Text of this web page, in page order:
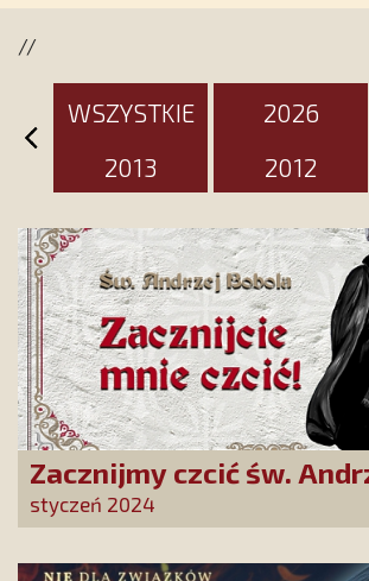
//
WSZYSTKIE 2026
2013
2012
Zacznijmy czcić św.
Bobolę! On nas o to prosi!
styczeń 2024